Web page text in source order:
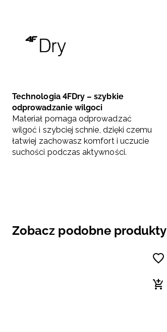
Technologia 4FDry – szybkie
odprowadzanie wilgoci
Materiał pomaga odprowadzać
wilgoć i szybciej schnie, dzięki czemu
łatwiej zachowasz komfort i uczucie
suchości podczas aktywności.
Zobacz podobne produkty